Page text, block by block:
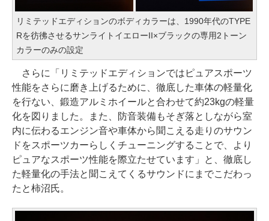
リミテッドエディションのボディカラーは、1990年代のTYPE
Rを彷彿させるサンライトイエローII×ブラックの専用2トーン
カラーのみの設定
さらに「リミテッドエディションではピュアスポーツ
性能をさらに磨き上げるために、徹底した車体の軽量化
を行ない、鍛造アルミホイールと合わせて約23kgの軽量
化を図りました。また、防音装備もそぎ落としながら室
内に伝わるエンジン音や車体から聞こえる走りのサウン
ドをスポーツカーらしくチューニングすることで、より
ピュアなスポーツ性能を際立たせています」と、徹底し
た軽量化の手法と聞こえてくるサウンドにまでこだわっ
たと柿沼氏。